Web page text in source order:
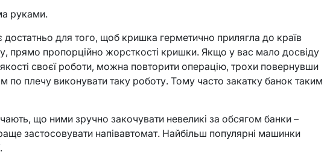
руками.
для того, щоб кришка герметично прилягла до країв
прямо пропорційно жорсткості кришки. Якщо у вас мало досвіду
своєї роботи, можна повторити операцію, трохи повернувши
по плечу виконувати таку роботу. Тому часто закатку банок таким
що ними зручно закочувати невеликі за обсягом банки –
застосовувати напівавтомат. Найбільш популярні машинки